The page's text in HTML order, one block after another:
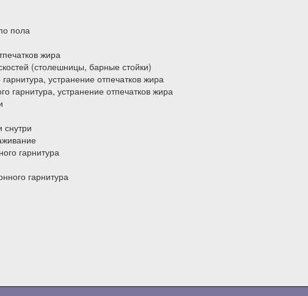
пола
жира
(столешницы, барные стойки)
устранение отпечатков жира
гарнитура, устранение отпечатков жира
снутри
гарнитура
гарнитура